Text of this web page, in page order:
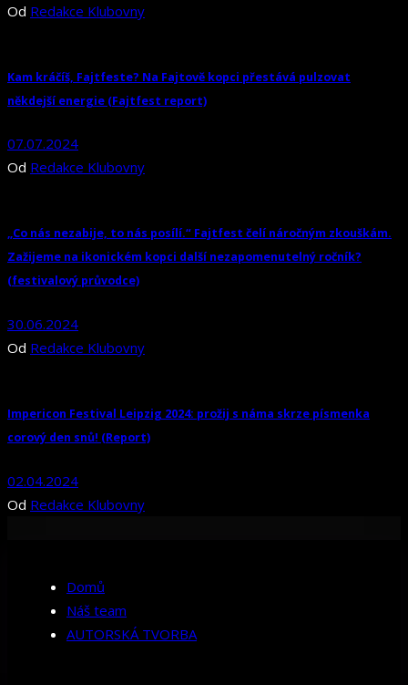
Od Redakce Klubovny
Kam kráčíš, Fajtfeste? Na Fajtově kopci přestává pulzovat
někdejší energie (Fajtfest report)
07.07.2024
Od Redakce Klubovny
„Co nás nezabije, to nás posílí.“ Fajtfest čelí náročným zkouškám.
Zažijeme na ikonickém kopci další nezapomenutelný ročník?
(festivalový průvodce)
30.06.2024
Od Redakce Klubovny
Impericon Festival Leipzig 2024: prožij s náma skrze písmenka
corový den snů! (Report)
02.04.2024
Od Redakce Klubovny
Domů
Náš team
AUTORSKÁ TVORBA